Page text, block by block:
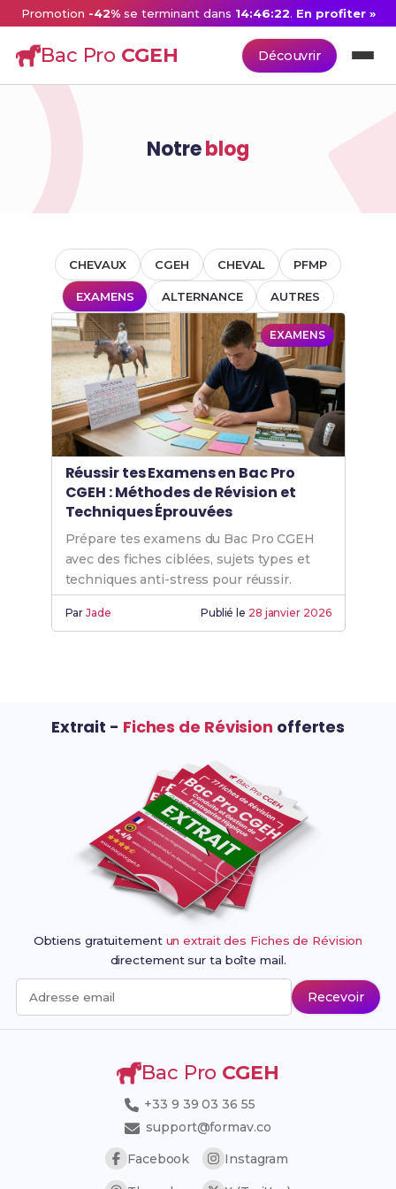
Promotion -42%se terminant dans 14:46:22. En profiter »
Bac Pro CGEH Découvrir
Notreblog
CHEVAUX CGEH CHEVAL PFMP
EXAMENS ALTERNANCE AUTRES
EXAMENS
Réussir tes Examens en Bac Pro
CGEH : Méthodes de Révision et
Techniques Éprouvées
Prépare tes examens du Bac Pro CGEH
avec des fiches ciblées, sujets types et
techniques anti-stress pour réussir.
ParJade Publié le 28 janvier 2026
Extrait - Fiches de Révision offertes
Obtiens gratuitement un extrait des Fiches de Révision
directement sur ta boîte mail.
Adresse email Recevoir
Bac Pro CGEH
+33 9 39 03 36 55
support@formav.co
Facebook
Instagram